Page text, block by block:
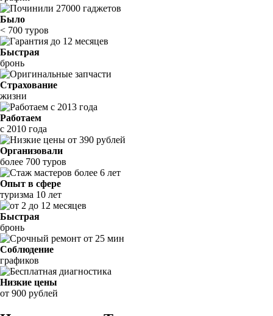
Было
< 700 туров
Быстрая
бронь
Страхование
жизни
Работаем
с 2010 года
Организовали
более 700 туров
Опыт в сфере
туризма 10 лет
Быстрая
бронь
Соблюдение
графиков
Низкие цены
от 900 рублей